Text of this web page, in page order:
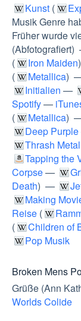
Kunst (
Musik Genre
Früher wurde
(Abfotografiert)
(
Iron Maiden
(
Metallica)
Initialien —
Spotify—
(
Metallica)
Deep Purple
Thrash Metal
Tapping the
Corpse—
Death) —
Making
Reise (
(
Children of
Pop Musik
Broken Mens
Grüße (Ann
Worlds Colide